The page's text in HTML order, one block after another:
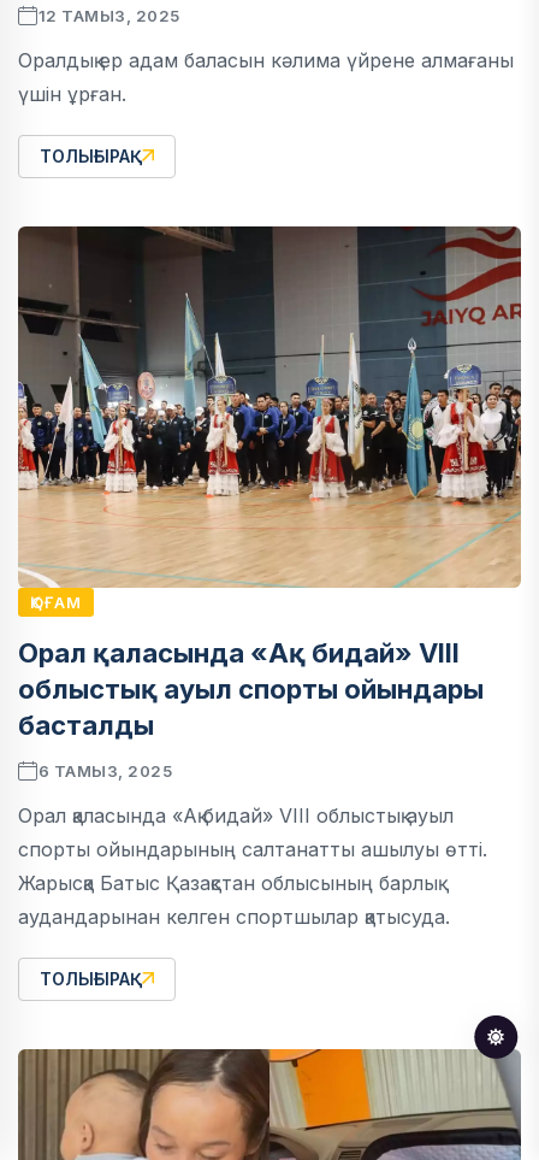
12 ТАМЫЗ, 2025
Оралдық ер адам баласын кәлима үйрене алмағаны
үшін ұрған.
ТОЛЫҒЫРАҚ
ҚОҒАМ
Орал қаласында «Ақ бидай» VIII
облыстық ауыл спорты ойындары
басталды
6 ТАМЫЗ, 2025
Орал қаласында «Ақ бидай» VIII облыстық ауыл
спорты ойындарының салтанатты ашылуы өтті.
Жарысқа Батыс Қазақстан облысының барлық
аудандарынан келген спортшылар қатысуда.
ТОЛЫҒЫРАҚ